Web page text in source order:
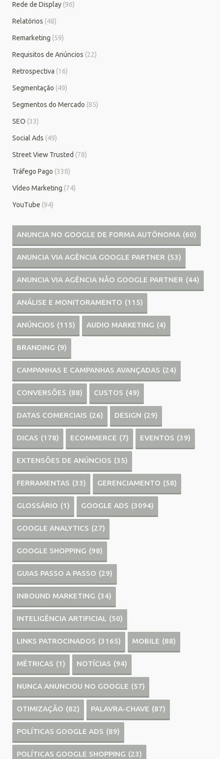
Rede de Display (96)
Relatórios (48)
Remarketing (59)
Requisitos de Anúncios (22)
Retrospectiva (16)
Segmentação (49)
Segmentos do Mercado (85)
SEO (33)
Social Ads (49)
Street View Trusted (78)
Tráfego Pago (338)
Vídeo Marketing (74)
YouTube (94)
ANUNCIA NO GOOGLE DE FORMA AUTÔNOMA (60)
ANUNCIA VIA AGÊNCIA GOOGLE PARTNER (53)
ANUNCIA VIA AGÊNCIA NÃO GOOGLE PARTNER (44)
ANÁLISE E MONITORAMENTO (115)
ANÚNCIOS (115) AUDIO MARKETING (4)
BRANDING (9)
CAMPANHAS E CAMPANHAS AVANÇADAS (24)
CONVERSÕES (88) CUSTOS (49)
DATAS COMERCIAIS (26) DESIGN (29)
DICAS (178) ECOMMERCE (7) EVENTOS (39)
EXTENSÕES DE ANÚNCIOS (35)
FERRAMENTAS (33) GERENCIAMENTO (58)
GLOSSÁRIO (1) GOOGLE ADS (3094)
GOOGLE ANALYTICS (27)
GOOGLE SHOPPING (98)
GUIAS PASSO A PASSO (29)
INBOUND MARKETING (34)
INTELIGÊNCIA ARTIFICIAL (50)
LINKS PATROCINADOS (3165) MOBILE (88)
MÉTRICAS (1) NOTÍCIAS (94)
NUNCA ANUNCIOU NO GOOGLE (57)
OTIMIZAÇÃO (82) PALAVRA-CHAVE (87)
POLÍTICAS GOOGLE ADS (89)
POLÍTICAS GOOGLE SHOPPING (23)